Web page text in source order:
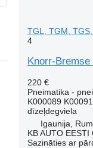
TGL, TGM,
4
Knorr-
220 €
Pneimatika -
K000089
dīzeļdegviela
Igaunija,
KB AUTO EESTI
Sazināties ar